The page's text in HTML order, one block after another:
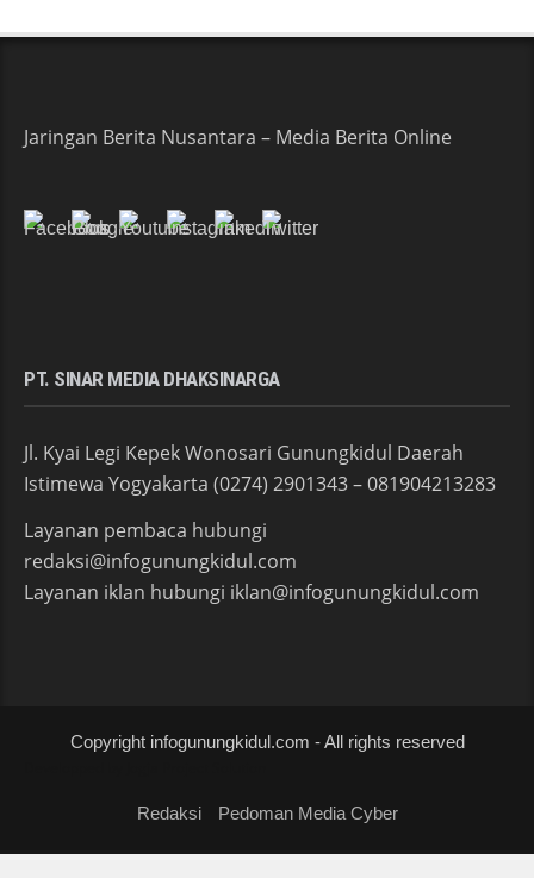
Jaringan Berita Nusantara – Media Berita Online
PT. SINAR MEDIA DHAKSINARGA
Jl. Kyai Legi Kepek Wonosari Gunungkidul Daerah
Istimewa Yogyakarta (0274) 2901343 – 081904213283
Layanan pembaca hubungi
redaksi@infogunungkidul.com
Layanan iklan hubungi iklan@infogunungkidul.com
Copyright infogunungkidul.com - All rights reserved
Redaksi Pedoman Media Cyber